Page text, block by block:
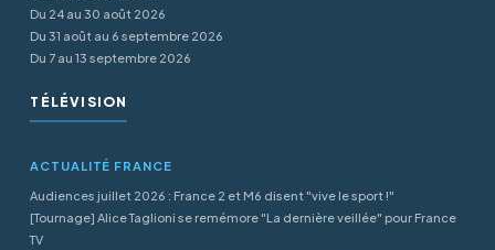
Du 24 au 30 août 2026
Du 31 août au 6 septembre 2026
Du 7 au 13 septembre 2026
TÉLÉVISION
ACTUALITÉ FRANCE
Audiences juillet 2026 : France 2 et M6 disent "vive le sport !"
[Tournage] Alice Taglioni se remémore "La dernière veillée" pour France
TV